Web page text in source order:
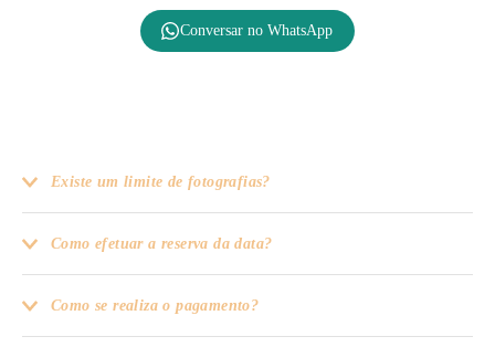
Conversar no WhatsApp
Existe um limite de fotografias?
Como efetuar a reserva da data?
Como se realiza o pagamento?